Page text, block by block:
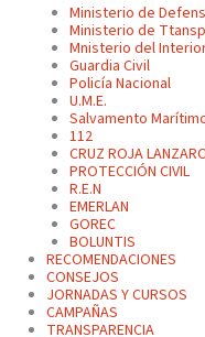
Ministerio de
Ministerio de
Mnisterio del
Guardia Civil
Policía Nacional
U.M.E.
Salvamento
112
CRUZ ROJA
PROTECCIÓN CIVIL
R.E.N
EMERLAN
GOREC
BOLUNTIS
RECOMENDACIONES
CONSEJOS
JORNADAS Y CURSOS
CAMPAÑAS
TRANSPARENCIA